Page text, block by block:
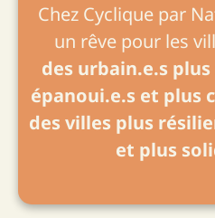
Chez Cyclique par
un rêve pour les
des urbain.e.s
épanoui.e.s et plus
des villes plus
et plus